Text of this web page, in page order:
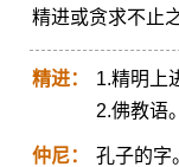
精进或贪求不止
精进：
1.精明上
2.佛教语
仲尼： 孔子的字